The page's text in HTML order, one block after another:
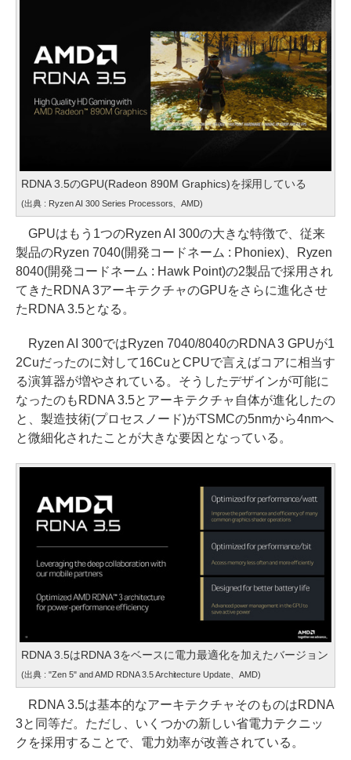
RDNA 3.5のGPU(Radeon 890M Graphics)を採用している
(出典 : Ryzen AI 300 Series Processors、AMD)
GPUはもう1つのRyzen AI 300の大きな特徴で、従来
製品のRyzen 7040(開発コードネーム : Phoniex)、Ryzen
8040(開発コードネーム : Hawk Point)の2製品で採用され
てきたRDNA 3アーキテクチャのGPUをさらに進化させ
たRDNA 3.5となる。
Ryzen AI 300ではRyzen 7040/8040のRDNA 3 GPUが1
2Cuだったのに対して16CuとCPUで言えばコアに相当す
る演算器が増やされている。そうしたデザインが可能に
なったのもRDNA 3.5とアーキテクチャ自体が進化したの
と、製造技術(プロセスノード)がTSMCの5nmから4nmへ
と微細化されたことが大きな要因となっている。
RDNA 3.5はRDNA 3をベースに電力最適化を加えたバージョン
(出典 : "Zen 5" and AMD RDNA 3.5 Architecture Update、AMD)
RDNA 3.5は基本的なアーキテクチャそのものはRDNA
3と同等だ。ただし、いくつかの新しい省電力テクニッ
クを採用することで、電力効率が改善されている。